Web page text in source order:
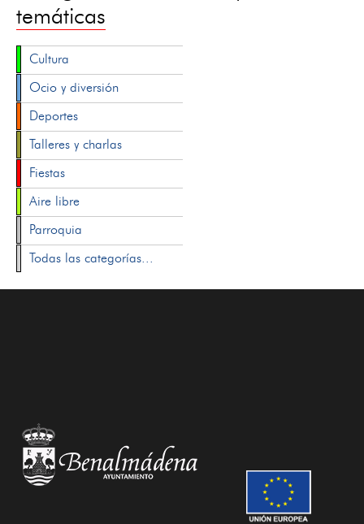
temáticas
Cultura
Ocio y diversión
Deportes
Talleres y charlas
Fiestas
Aire libre
Parroquia
Todas las categorías...